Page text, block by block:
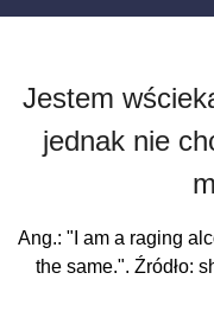
Jestem
jednak nie
Ang.: "I am a raging
the same.". Źródło: